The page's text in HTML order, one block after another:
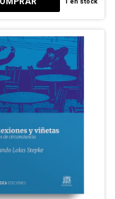
en stock